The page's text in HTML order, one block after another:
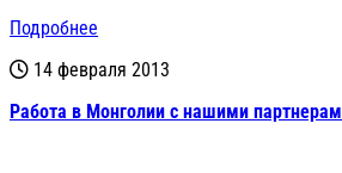
Подробнее
14 февраля 2013
Работа в Монголии с нашими